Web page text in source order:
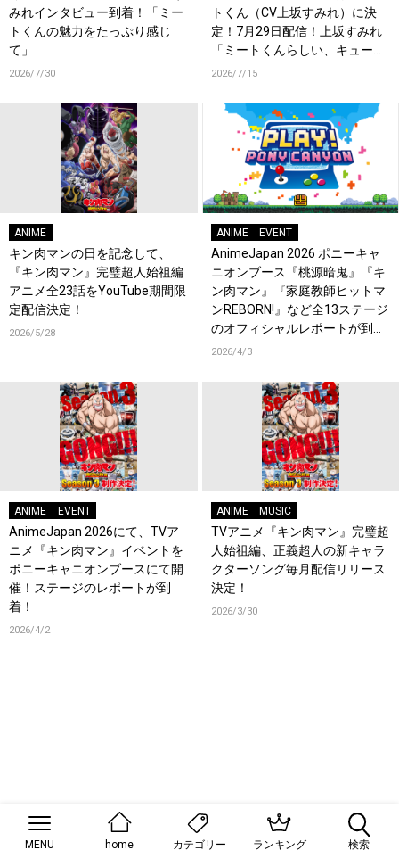
みれインタビュー到着！「ミー
トくんの魅力をたっぷり感じ
て」
2026/7/30
トくん（CV上坂すみれ）に決
定！7月29日配信！上坂すみれ
「ミートくんらしい、キュート
でかしこいお歌をぜひお楽しみ
2026/7/15
ANIME
キン肉マンの日を記念して、
『キン肉マン』完璧超人始祖編
アニメ全23話をYouTube期間限
定配信決定！
2026/5/28
ANIME EVENT
AnimeJapan 2026 ポニーキャ
ニオンブース『桃源暗鬼』『キ
ン肉マン』『家庭教師ヒットマ
ンREBORN!』など全13ステージ
のオフィシャルレポートが到
着！
2026/4/3
ANIME EVENT
AnimeJapan 2026にて、TVア
ニメ『キン肉マン』イベントを
ポニーキャニオンブースにて開
催！ステージのレポートが到
着！
2026/4/2
ANIME MUSIC
TVアニメ『キン肉マン』完璧超
人始祖編、正義超人の新キャラ
クターソング毎月配信リリース
決定！
2026/3/30
MENU home カテゴリー ランキング 検索